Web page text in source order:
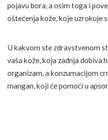
pojavu bora, a osim toga i
oštećenja kože, koje uzrokuje
U kakvom ste zdravstvenom
vaša kože, koja zadnja dobiva
organizam, a konzumacijom
mangan, koji će pomoći u